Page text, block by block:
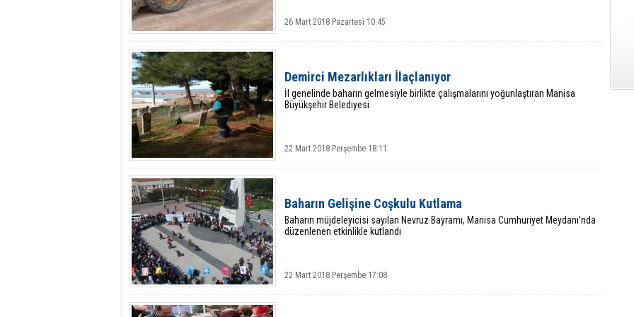
26 Mart 2018 Pazartesi 10:45
Demirci Mezarlıkları İlaçlanıyor
İl genelinde baharın gelmesiyle birlikte çalışmalarını yoğunlaştıran Manisa
Büyükşehir Belediyesi
22 Mart 2018 Perşembe 18:11
Baharın Gelişine Coşkulu Kutlama
Baharın müjdeleyicisi sayılan Nevruz Bayramı, Manisa Cumhuriyet Meydanı’nda
düzenlenen etkinlikle kutlandı
22 Mart 2018 Perşembe 17:08